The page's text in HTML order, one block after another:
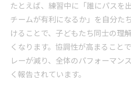
たとえば、練習中に「誰にパスを
チームが有利になるか」を自分た
けることで、子どもたち同士の理
くなります。協調性が高まること
レーが減り、全体のパフォーマン
く報告されています。